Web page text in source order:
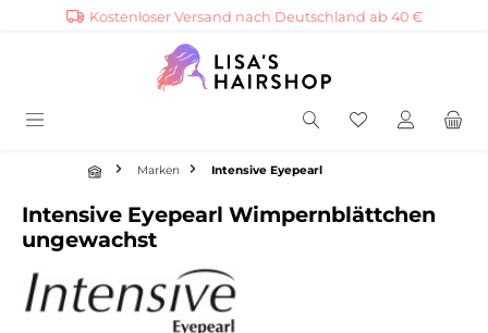
springen Kostenloser Versand nach Deutschland ab 40 €
Marken Intensive Eyepearl
Intensive Eyepearl Wimpernblättchen
ungewachst